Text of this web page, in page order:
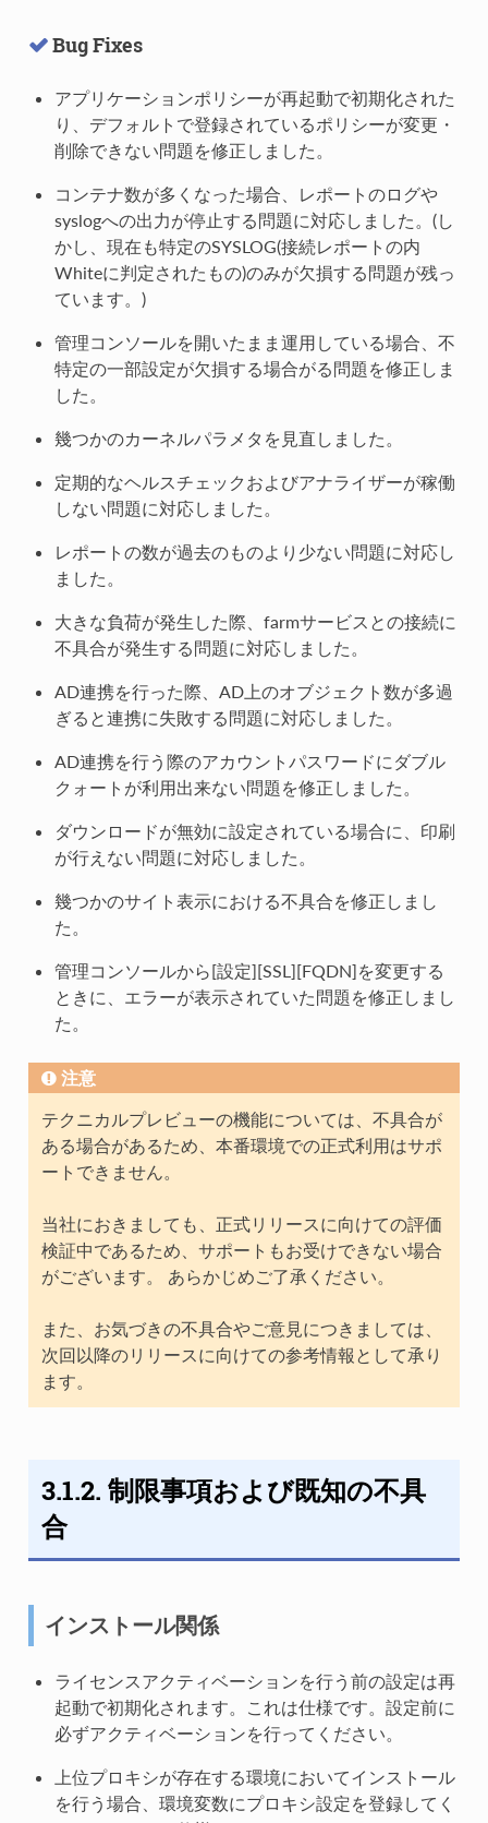
Bug Fixes
アプリケーションポリシーが再起動で初期化された
り、デフォルトで登録されているポリシーが変更・
削除できない問題を修正しました。
コンテナ数が多くなった場合、レポートのログや
syslogへの出力が停止する問題に対応しました。(し
かし、現在も特定のSYSLOG(接続レポートの内
Whiteに判定されたもの)のみが欠損する問題が残っ
ています。)
管理コンソールを開いたまま運用している場合、不
特定の一部設定が欠損する場合がる問題を修正しま
した。
幾つかのカーネルパラメタを見直しました。
定期的なヘルスチェックおよびアナライザーが稼働
しない問題に対応しました。
レポートの数が過去のものより少ない問題に対応し
ました。
大きな負荷が発生した際、farmサービスとの接続に
不具合が発生する問題に対応しました。
AD連携を行った際、AD上のオブジェクト数が多過
ぎると連携に失敗する問題に対応しました。
AD連携を行う際のアカウントパスワードにダブル
クォートが利用出来ない問題を修正しました。
ダウンロードが無効に設定されている場合に、印刷
が行えない問題に対応しました。
幾つかのサイト表示における不具合を修正しまし
た。
管理コンソールから[設定][SSL][FQDN]を変更する
ときに、エラーが表示されていた問題を修正しまし
た。
注意
テクニカルプレビューの機能については、不具合が
ある場合があるため、本番環境での正式利用はサポ
ートできません。
当社におきましても、正式リリースに向けての評価
検証中であるため、サポートもお受けできない場合
がございます。 あらかじめご了承ください。
また、お気づきの不具合やご意見につきましては、
次回以降のリリースに向けての参考情報として承り
ます。
3.1.2. 制限事項および既知の不具
合
インストール関係
ライセンスアクティベーションを行う前の設定は再
起動で初期化されます。これは仕様です。設定前に
必ずアクティベーションを行ってください。
上位プロキシが存在する環境においてインストール
を行う場合、環境変数にプロキシ設定を登録してく